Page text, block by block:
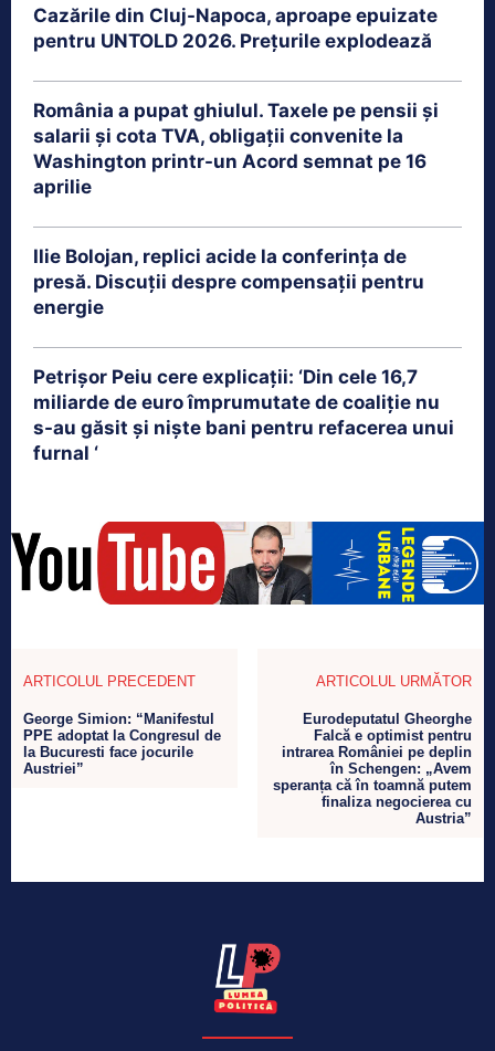
Cazările din Cluj-Napoca, aproape epuizate
pentru UNTOLD 2026. Prețurile explodează
România a pupat ghiulul. Taxele pe pensii și
salarii și cota TVA, obligații convenite la
Washington printr-un Acord semnat pe 16
aprilie
Ilie Bolojan, replici acide la conferința de
presă. Discuții despre compensații pentru
energie
Petrişor Peiu cere explicații: ‘Din cele 16,7
miliarde de euro împrumutate de coaliţie nu
s-au găsit şi nişte bani pentru refacerea unui
furnal ‘
ARTICOLUL PRECEDENT
George Simion: “Manifestul
PPE adoptat la Congresul de
la Bucuresti face jocurile
Austriei”
ARTICOLUL URMĂTOR
Eurodeputatul Gheorghe
Falcă e optimist pentru
intrarea României pe deplin
în Schengen: „Avem
speranța că în toamnă putem
finaliza negocierea cu
Austria”